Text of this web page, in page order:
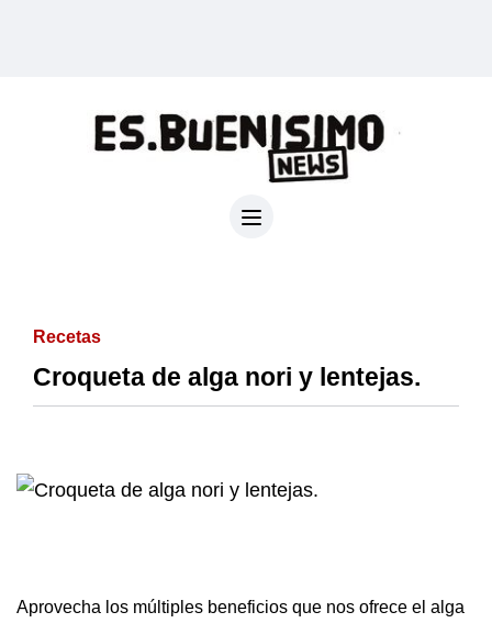
Recetas
Croqueta de alga nori y lentejas.
Aprovecha los múltiples beneficios que nos ofrece el alga